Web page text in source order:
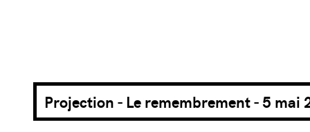
Projection - Le remembrement - 5 mai